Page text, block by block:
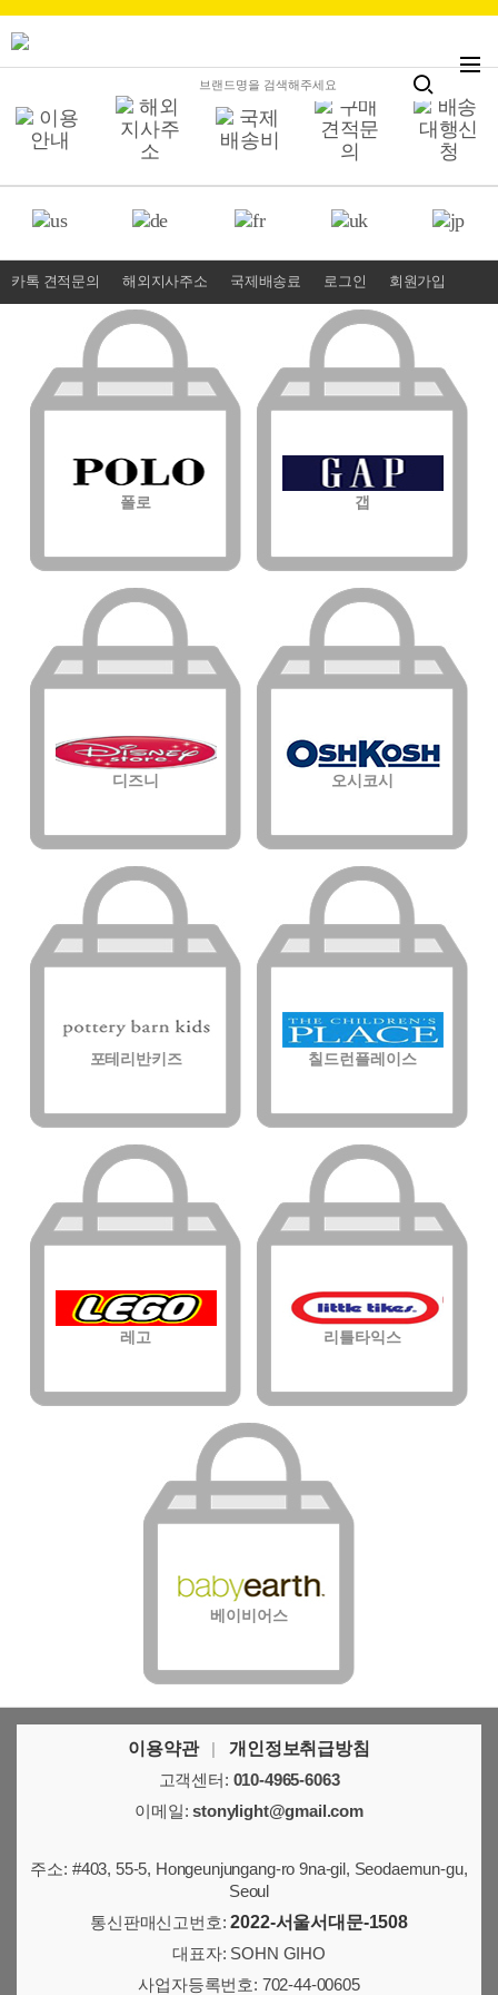
카톡 견적문의 해외지사주소 국제배송료 로그인 회원가입
폴로 갭
디즈니 오시코시
포테리반키즈 칠드런플레이스
레고 리틀타익스
베이비어스
이용약관 |
개인정보취급방침
고객센터: 010-4965-6063
이메일:stonylight@gmail.com
주소: #403, 55-5, Hongeunjungang-ro 9na-gil, Seodaemun-gu,
Seoul
통신판매신고번호:2022-서울서대문-1508
대표자: SOHN GIHO
사업자등록번호: 702-44-00605